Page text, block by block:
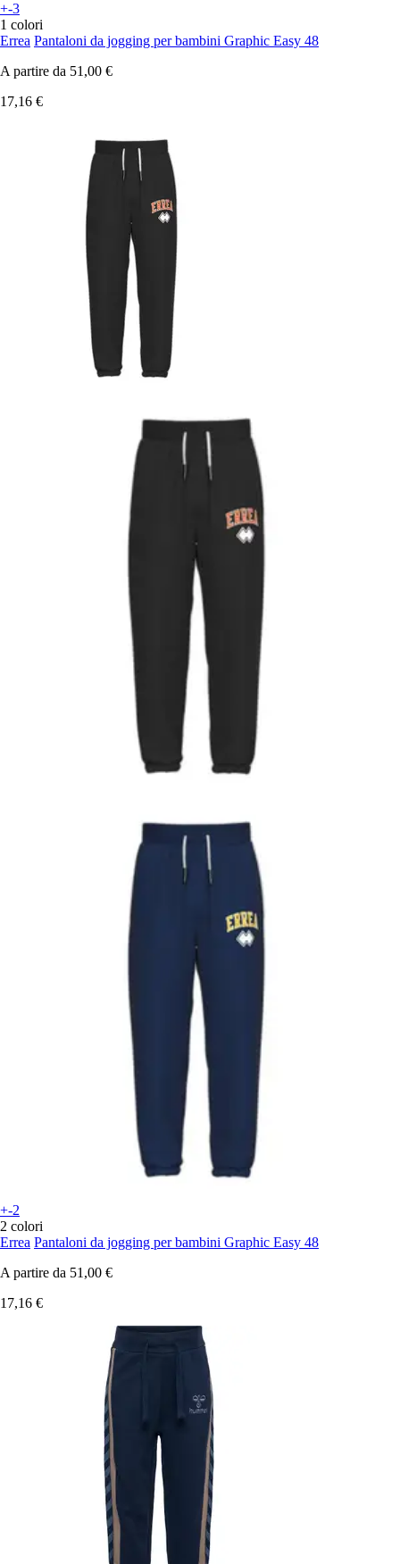
+-3
1 colori
Errea Pantaloni da jogging per bambini Graphic Easy 48
A partire da 51,00 €
17,16 €
+-2
2 colori
Errea Pantaloni da jogging per bambini Graphic Easy 48
A partire da 51,00 €
17,16 €